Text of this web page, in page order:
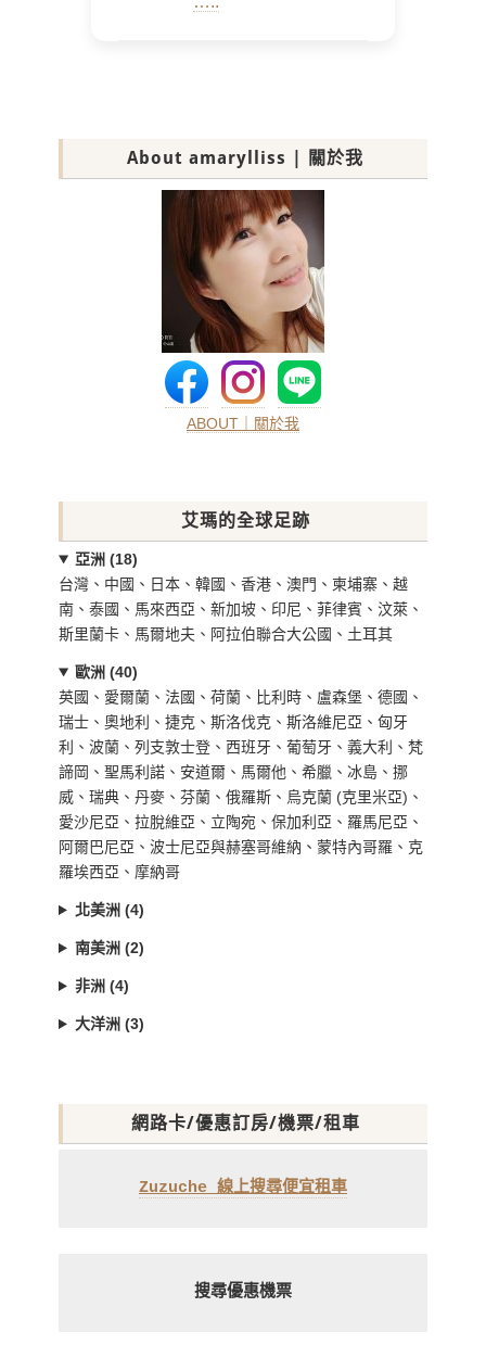
About amarylliss | 關於我
ABOUT｜關於我
艾瑪的全球足跡
亞洲 (18)
台灣、中國、日本、韓國、香港、澳門、柬埔寨、越
南、泰國、馬來西亞、新加坡、印尼、菲律賓、汶萊、
斯里蘭卡、馬爾地夫、阿拉伯聯合大公國、土耳其
歐洲 (40)
英國、愛爾蘭、法國、荷蘭、比利時、盧森堡、德國、
瑞士、奧地利、捷克、斯洛伐克、斯洛維尼亞、匈牙
利、波蘭、列支敦士登、西班牙、葡萄牙、義大利、梵
諦岡、聖馬利諾、安道爾、馬爾他、希臘、冰島、挪
威、瑞典、丹麥、芬蘭、俄羅斯、烏克蘭 (克里米亞)、
愛沙尼亞、拉脫維亞、立陶宛、保加利亞、羅馬尼亞、
阿爾巴尼亞、波士尼亞與赫塞哥維納、蒙特內哥羅、克
羅埃西亞、摩納哥
北美洲 (4)
南美洲 (2)
非洲 (4)
大洋洲 (3)
網路卡/優惠訂房/機票/租車
Zuzuche 線上搜尋便宜租車
搜尋優惠機票